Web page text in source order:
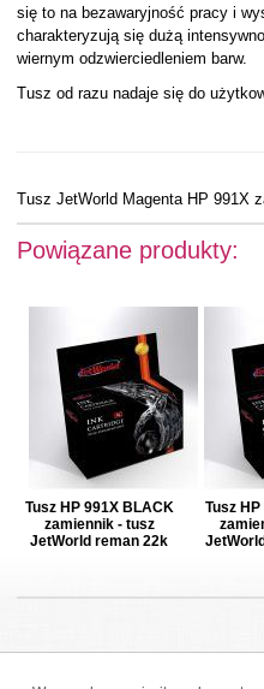
się to na bezawaryjność pracy i
charakteryzują się dużą
wiernym odzwierciedleniem barw.
Tusz od razu nadaje się do
Tusz JetWorld Magenta HP 991X
Powiązane produkty:
Tusz HP 991X BLACK
zamiennik - tusz
JetWorld reman 22k
Tusz